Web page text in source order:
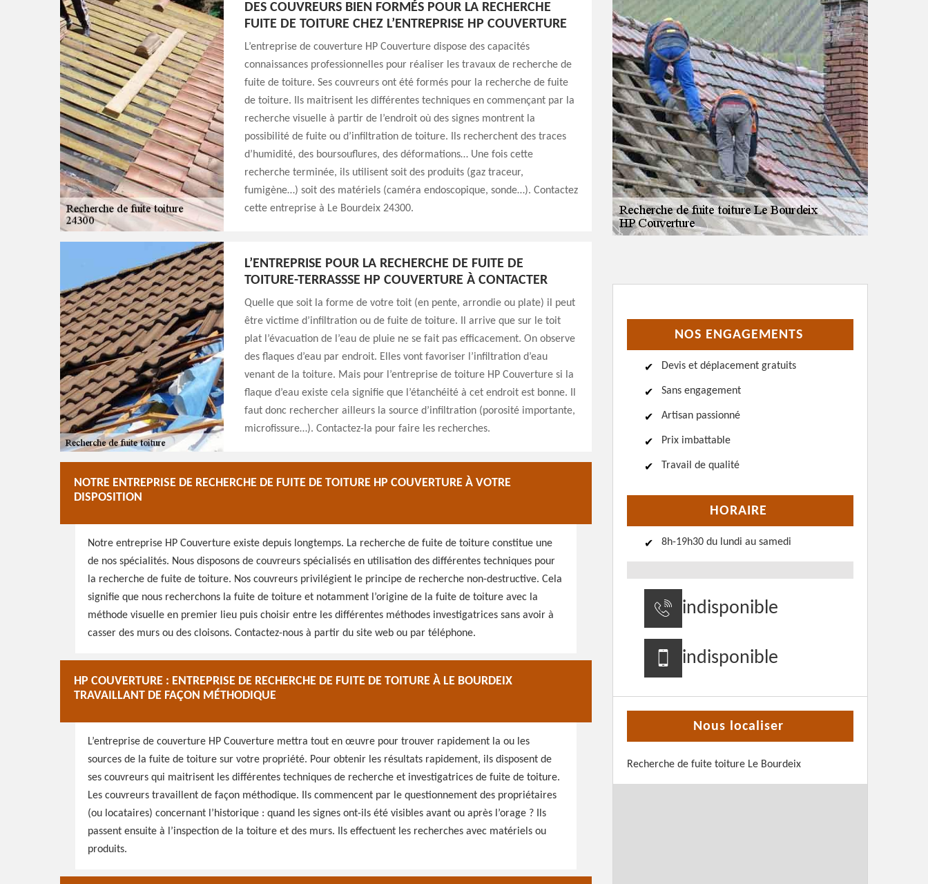
DES COUVREURS BIEN FORMÉS POUR LA RECHERCHE
FUITE DE TOITURE CHEZ L’ENTREPRISE HP COUVERTURE
L’entreprise de couverture HP Couverture dispose des capacités
connaissances professionnelles pour réaliser les travaux de recherche de
fuite de toiture. Ses couvreurs ont été formés pour la recherche de fuite
de toiture. Ils maitrisent les différentes techniques en commençant par la
recherche visuelle à partir de l’endroit où des signes montrent la
possibilité de fuite ou d’infiltration de toiture. Ils recherchent des traces
d’humidité, des boursouflures, des déformations… Une fois cette
recherche terminée, ils utilisent soit des produits (gaz traceur,
fumigène…) soit des matériels (caméra endoscopique, sonde…). Contactez
cette entreprise à Le Bourdeix 24300.
L’ENTREPRISE POUR LA RECHERCHE DE FUITE DE
TOITURE-TERRASSSE HP COUVERTURE À CONTACTER
Quelle que soit la forme de votre toit (en pente, arrondie ou plate) il peut
être victime d’infiltration ou de fuite de toiture. Il arrive que sur le toit
plat l’évacuation de l’eau de pluie ne se fait pas efficacement. On observe
des flaques d’eau par endroit. Elles vont favoriser l’infiltration d’eau
venant de la toiture. Mais pour l’entreprise de toiture HP Couverture si la
flaque d’eau existe cela signifie que l’étanchéité à cet endroit est bonne. Il
faut donc rechercher ailleurs la source d’infiltration (porosité importante,
microfissure…). Contactez-la pour faire les recherches.
NOTRE ENTREPRISE DE RECHERCHE DE FUITE DE TOITURE HP COUVERTURE À VOTRE
DISPOSITION
Notre entreprise HP Couverture existe depuis longtemps. La recherche de fuite de toiture constitue une
de nos spécialités. Nous disposons de couvreurs spécialisés en utilisation des différentes techniques pour
la recherche de fuite de toiture. Nos couvreurs privilégient le principe de recherche non-destructive. Cela
signifie que nous recherchons la fuite de toiture et notamment l’origine de la fuite de toiture avec la
méthode visuelle en premier lieu puis choisir entre les différentes méthodes investigatrices sans avoir à
casser des murs ou des cloisons. Contactez-nous à partir du site web ou par téléphone.
HP COUVERTURE : ENTREPRISE DE RECHERCHE DE FUITE DE TOITURE À LE BOURDEIX
TRAVAILLANT DE FAÇON MÉTHODIQUE
L’entreprise de couverture HP Couverture mettra tout en œuvre pour trouver rapidement la ou les
sources de la fuite de toiture sur votre propriété. Pour obtenir les résultats rapidement, ils disposent de
ses couvreurs qui maitrisent les différentes techniques de recherche et investigatrices de fuite de toiture.
Les couvreurs travaillent de façon méthodique. Ils commencent par le questionnement des propriétaires
(ou locataires) concernant l’historique : quand les signes ont-ils été visibles avant ou après l’orage ? Ils
passent ensuite à l’inspection de la toiture et des murs. Ils effectuent les recherches avec matériels ou
produits.
NOS ENGAGEMENTS
Devis et déplacement gratuits
Sans engagement
Artisan passionné
Prix imbattable
Travail de qualité
HORAIRE
8h-19h30 du lundi au samedi
indisponible
indisponible
Nous localiser
Recherche de fuite toiture Le Bourdeix